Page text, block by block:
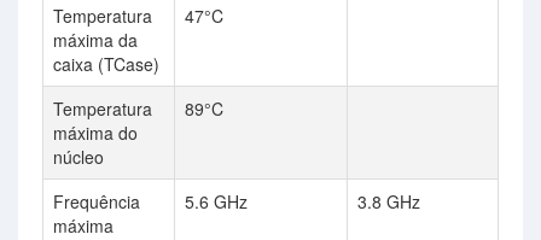
Temperatura
máxima da
caixa (TCase)
47°C
Temperatura
máxima do
núcleo
89°C
Frequência
máxima
5.6 GHz 3.8 GHz